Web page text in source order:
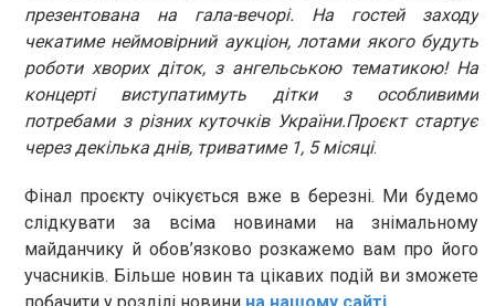
презентована на гала-вечорі. На гостей заходу
чекатиме неймовірний аукціон, лотами якого будуть
роботи хворих діток, з ангельською тематикою! На
концерті виступатимуть дітки з особливими
потребами з різних куточків України.Проєкт стартує
через декілька днів, триватиме 1, 5 місяці.
Фінал проєкту очікується вже в березні. Ми будемо
слідкувати за всіма новинами на знімальному
майданчику й обов’язково розкажемо вам про його
учасників. Більше новин та цікавих подій ви зможете